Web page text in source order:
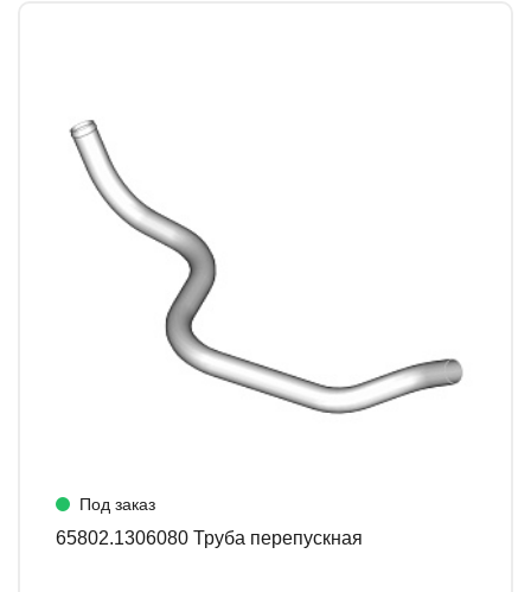
Под заказ
65802.1306080 Труба перепускная